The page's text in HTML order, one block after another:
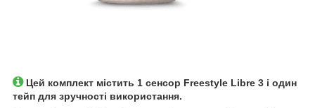
Цей комплект містить 1 сенсор Freestyle Libre 3 і один
тейп для зручності використання.